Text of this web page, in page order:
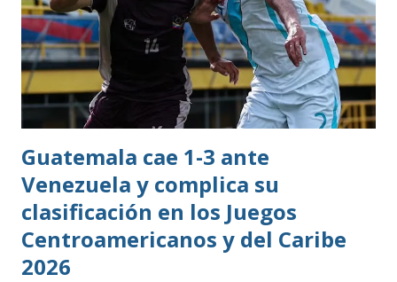
Guatemala cae 1-3 ante
Venezuela y complica su
clasificación en los Juegos
Centroamericanos y del Caribe
2026